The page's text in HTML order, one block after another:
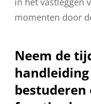
momenten door
Neem de
bestuderen